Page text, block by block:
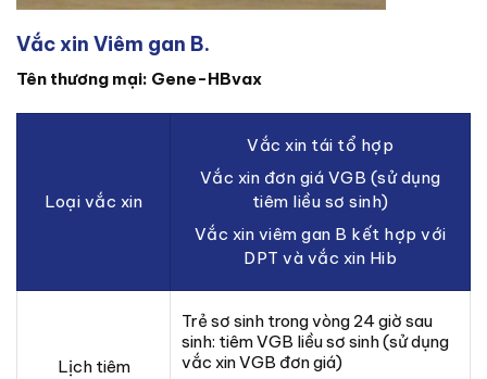
Vắc xin Viêm gan B.
Tên thương mại: Gene-HBvax
Loại vắc xin
Vắc xin tái tổ hợp
Vắc xin đơn giá VGB (sử dụng
tiêm liều sơ sinh)
Vắc xin viêm gan B kết hợp với
DPT và vắc xin Hib
Lịch tiêm
Trẻ sơ sinh trong vòng 24 giờ sau
sinh: tiêm VGB liều sơ sinh (sử dụng
vắc xin VGB đơn giá)